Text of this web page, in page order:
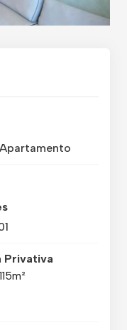
Apartamento
Privativa
115m²